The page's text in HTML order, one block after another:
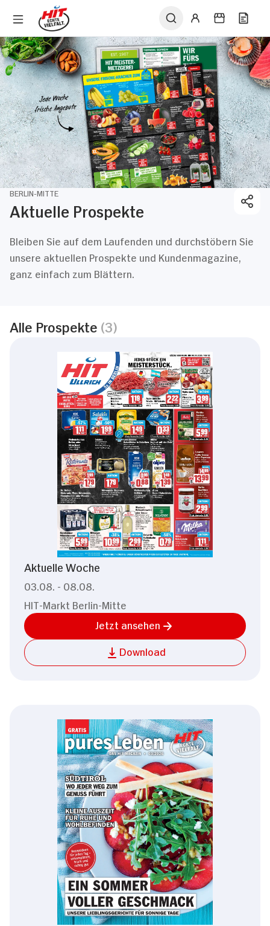
BERLIN-MITTE
Aktuelle Prospekte
Bleiben Sie auf dem Laufenden und durchstöbern Sie
unsere aktuellen Prospekte und Kundenmagazine,
ganz einfach zum Blättern.
Alle Prospekte (3)
Aktuelle Woche
03.08. - 08.08.
HIT-Markt Berlin-Mitte
Jetzt ansehen
Download